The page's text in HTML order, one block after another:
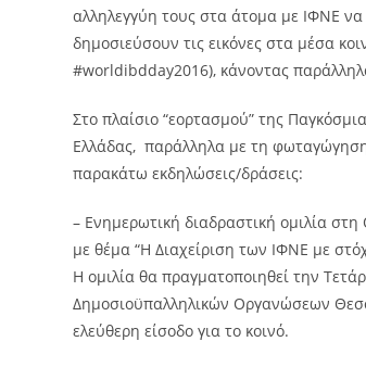
αλληλεγγύη τους στα άτομα με ΙΦΝΕ
δημοσιεύσουν τις εικόνες στα μέσα
#worldibdday2016), κάνοντας
Στο πλαίσιο “εορτασμού” της
Ελλάδας, παράλληλα με τη
παρακάτω εκδηλώσεις/δράσεις:
– Ενημερωτική διαδραστική ομιλία
με θέμα “Η Διαχείριση των ΙΦΝΕ με
Η ομιλία θα πραγματοποιηθεί την
Δημοσιοϋπαλληλικών Οργανώσεων
ελεύθερη είσοδο για το κοινό.